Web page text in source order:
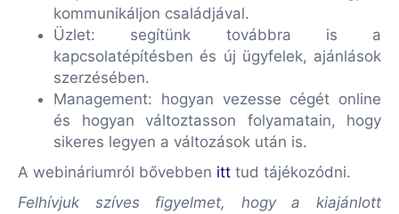
kommunikáljon családjával.
Üzlet: segítünk továbbra is a
kapcsolatépítésben és új ügyfelek, ajánlások
szerzésében.
Management: hogyan vezesse cégét online
és hogyan változtasson folyamatain, hogy
sikeres legyen a változások után is.
A webináriumról bővebben itt tud tájékozódni.
Felhívjuk szíves figyelmet, hogy a kiajánlott